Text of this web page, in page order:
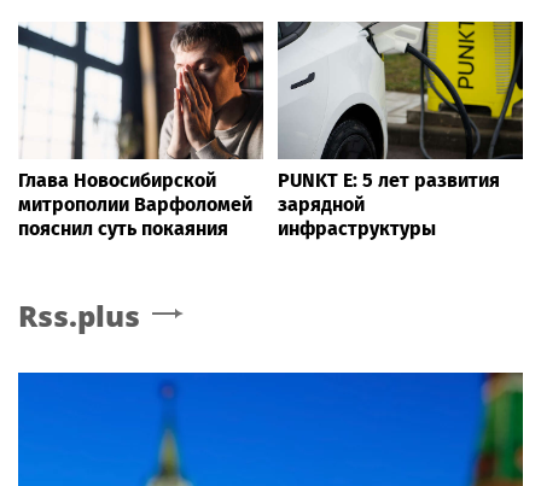
Глава Новосибирской
митрополии Варфоломей
пояснил суть покаяния
PUNKT E: 5 лет развития
зарядной
инфраструктуры
Rss.plus